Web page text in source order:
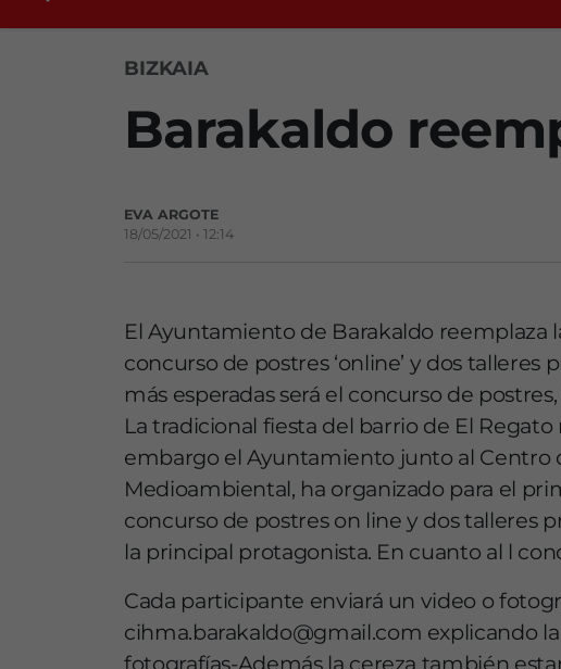
BIZKAIA
Barakaldo
EVA ARGOTE
18/05/2021 • 12:14
El Ayuntamiento de Barakaldo reemplaza
concurso de postres ‘online’ y dos talleres
más esperadas será el concurso de
La tradicional fiesta del barrio de El
embargo el Ayuntamiento junto al Centro
Medioambiental, ha organizado para el
concurso de postres on line y dos talleres
la principal protagonista. En cuanto al l
Cada participante enviará un video o
cihma.barakaldo@gmail.com explicando
fotografías-Además la cereza también